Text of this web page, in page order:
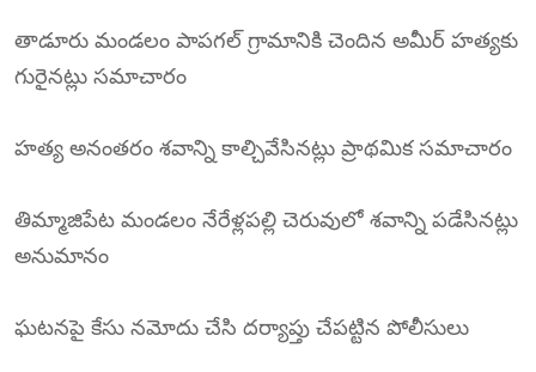
తాడూరు మండలం పాపగల్ గ్రామానికి చెందిన అమీర్ హత్యకు
గురైనట్లు సమాచారం
హత్య అనంతరం శవాన్ని కాల్చివేసినట్లు ప్రాథమిక సమాచారం
తిమ్మాజిపేట మండలం నేరేళ్లపల్లి చెరువులో శవాన్ని పడేసినట్లు
అనుమానం
ఘటనపై కేసు నమోదు చేసి దర్యాప్తు చేపట్టిన పోలీసులు